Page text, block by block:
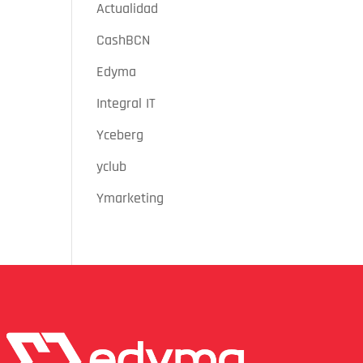
Actualidad
CashBCN
Edyma
Integral IT
Yceberg
yclub
Ymarketing